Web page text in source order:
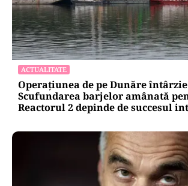
ACTUALITATE
Operațiunea de pe Dunăre
Scufundarea barjelor amânată
Reactorul 2 depinde de succesul